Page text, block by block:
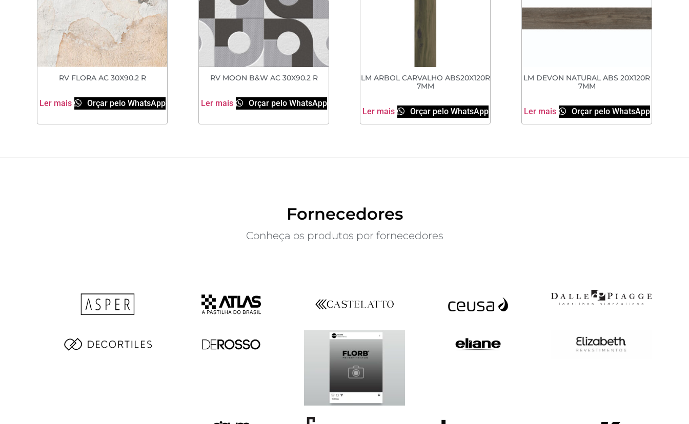
RV FLORA AC 30X90.2 R
Ler mais Orçar pelo WhatsApp
RV MOON B&W AC 30X90.2 R
Ler mais Orçar pelo WhatsApp
LM ARBOL CARVALHO ABS20X120R
7MM
Ler mais Orçar pelo WhatsApp
LM DEVON NATURAL ABS 20X120R
7MM
Ler mais Orçar pelo WhatsApp
Fornecedores
Conheça os produtos por fornecedores